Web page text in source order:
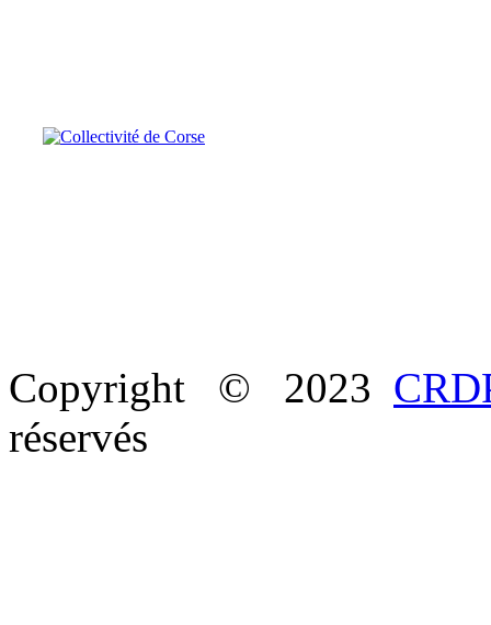
Copyright © 2023
réservés